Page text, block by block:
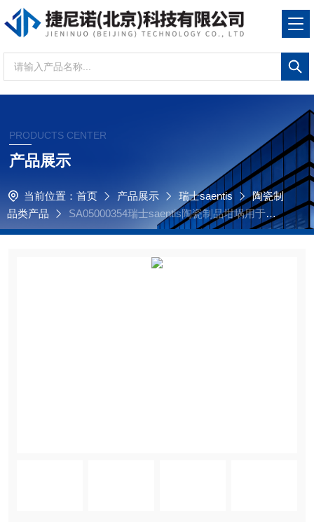
PRODUCTS CENTER
产品展示
当前位置： 首页 产品展示 瑞士saentis
陶瓷制
品类产品
SA05000354瑞士saentis陶瓷制品坩埚用于德
国元素